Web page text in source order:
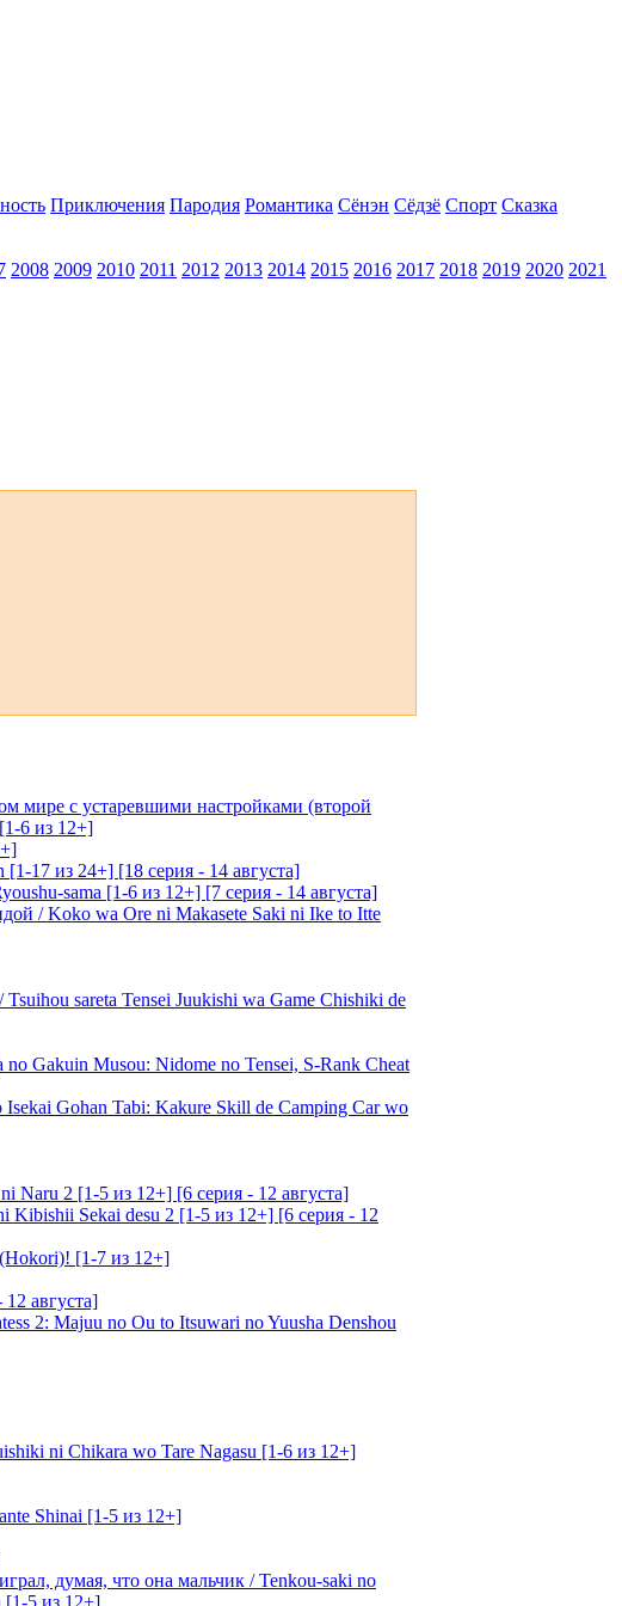
Приключения Пародия Романтика Сёнэн Сёдзё Спорт Сказка
2008 2009 2010 2011 2012 2013 2014 2015 2016 2017 2018 2019 2020 2021
мире с устаревшими настройками (второй
6 из 12+]
17 из 24+] [18 серия - 14 августа]
sama [1-6 из 12+] [7 серия - 14 августа]
/ Koko wa Ore ni Makasete Saki ni Ike to Itte
sareta Tensei Juukishi wa Game Chishiki de
Gakuin Musou: Nidome no Tensei, S-Rank Cheat
Isekai Gohan Tabi: Kakure Skill de Camping Car wo
Naru 2 [1-5 из 12+] [6 серия - 12 августа]
Sekai desu 2 [1-5 из 12+] [6 серия - 12
[1-7 из 12+]
августа]
2: Majuu no Ou to Itsuwari no Yuusha Denshou
ni Chikara wo Tare Nagasu [1-6 из 12+]
Shinai [1-5 из 12+]
думая, что она мальчик / Tenkou-saki no
[1-5 из 12+]